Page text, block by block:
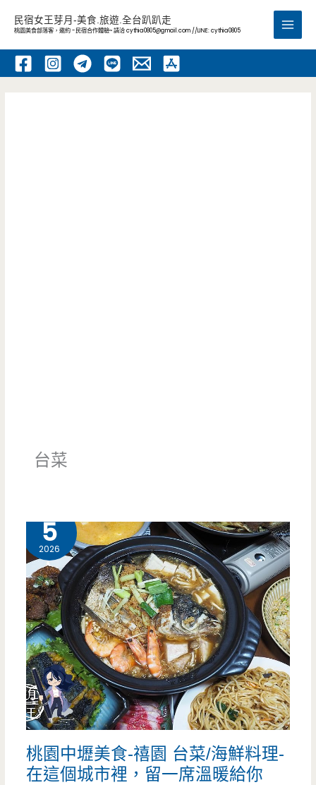
內
民宿女王芽月-美食.旅遊.全台趴趴走
桃園美食部落客，邀約 -民宿合作體驗~ 請洽cythia0805@gmail.com //LINE: cythia0805
Main
台菜
5
2026
桃園中壢美食-禧園 台菜/海鮮料理-
在這個城市裡，留一席溫暖給你